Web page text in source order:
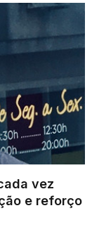
vez
e reforço